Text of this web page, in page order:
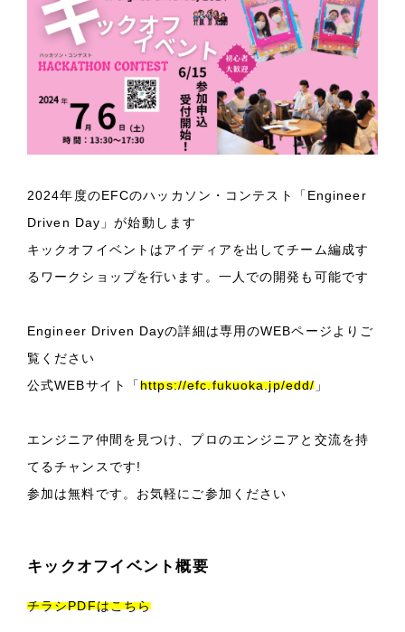
2024年度のEFCのハッカソン・コンテスト「Engineer
Driven Day」が始動します
キックオフイベントはアイディアを出してチーム編成す
るワークショップを行います。一人での開発も可能です
Engineer Driven Dayの詳細は専用のWEBページよりご
覧ください
公式WEBサイト「https://efc.fukuoka.jp/edd/ 」
エンジニア仲間を見つけ、プロのエンジニアと交流を持
てるチャンスです!
参加は無料です。お気軽にご参加ください
キックオフイベント概要
チラシPDFはこちら